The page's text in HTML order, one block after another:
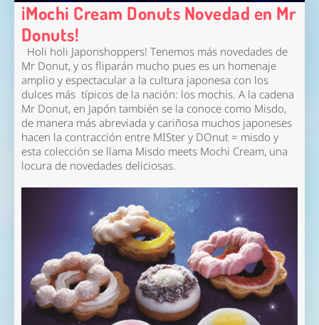
¡Mochi Cream Donuts Novedad en Mr
Donuts!
Holi holi Japonshoppers! Tenemos más novedades de
Mr Donut, y os fliparán mucho pues es un homenaje
amplio y espectacular a la cultura japonesa con los
dulces más típicos de la nación: los mochis. A la cadena
Mr Donut, en Japón también se la conoce como Misdo,
de manera más abreviada y cariñosa muchos japoneses
hacen la contracción entre MISter y DOnut = misdo y
esta colección se llama Misdo meets Mochi Cream, una
locura de novedades deliciosas.